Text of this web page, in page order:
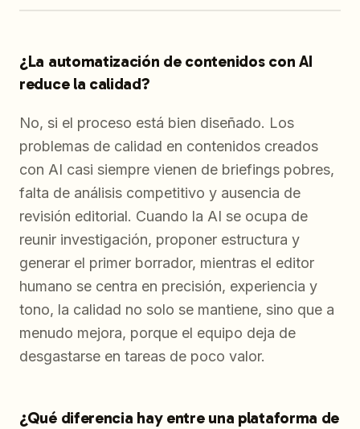
¿La automatización de contenidos con AI
reduce la calidad?
No, si el proceso está bien diseñado. Los
problemas de calidad en contenidos creados
con AI casi siempre vienen de briefings pobres,
falta de análisis competitivo y ausencia de
revisión editorial. Cuando la AI se ocupa de
reunir investigación, proponer estructura y
generar el primer borrador, mientras el editor
humano se centra en precisión, experiencia y
tono, la calidad no solo se mantiene, sino que a
menudo mejora, porque el equipo deja de
desgastarse en tareas de poco valor.
¿Qué diferencia hay entre una plataforma de